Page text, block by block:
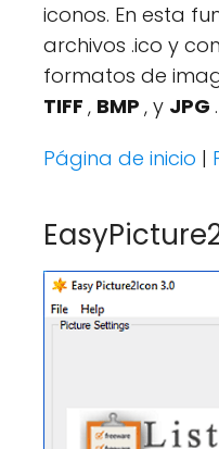
iconos. En esta
archivos .ico y
formatos de
TIFF , BMP , y JPG .
Página de inicio |